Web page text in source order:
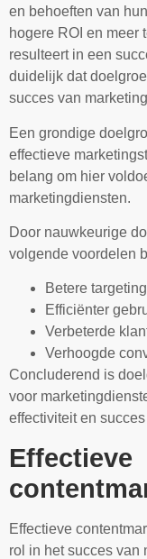
en behoeften van
hogere ROI en meer
resulteert in een
duidelijk dat
succes van
Een grondige
effectieve
belang om hier
marketingdiensten.
Door nauwkeurige
volgende voordelen
Betere
Efficiënter
Verbeterde
Verhoogde
Concluderend is
voor
effectiviteit en
Effectieve
Effectieve
rol in het succes van